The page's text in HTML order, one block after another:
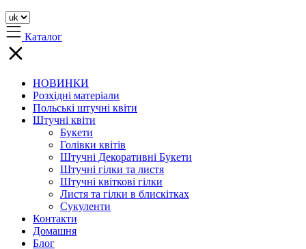
Каталог
НОВИНКИ
Розхідні матеріали
Польські штучні квіти
Штучні квіти
Букети
Голівки квітів
Штучні Декоративні Букети
Штучні гілки та листя
Штучні квіткові гілки
Листя та гілки в блискітках
Сукуленти
Контакти
Домашня
Блог